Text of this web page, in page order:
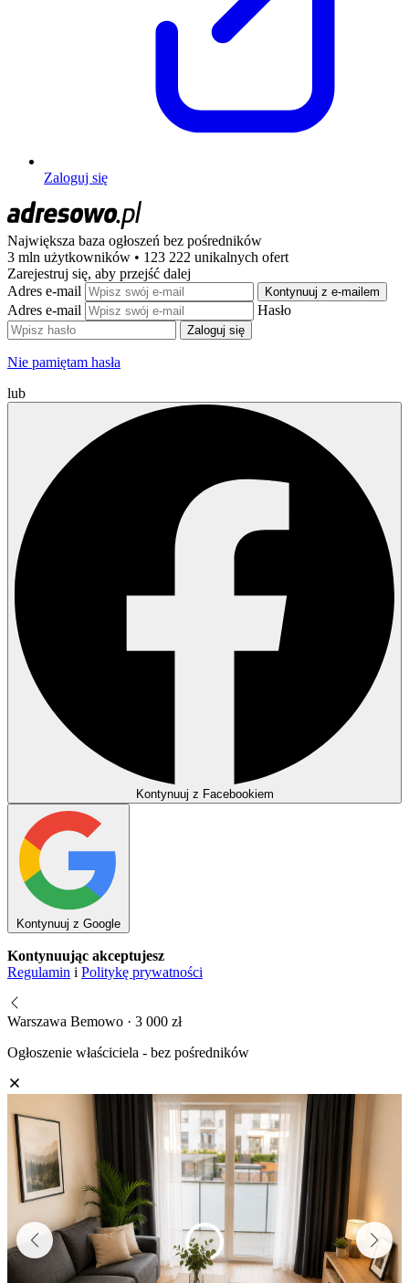
Zaloguj się
Największa baza ogłoszeń bez pośredników
3 mln użytkowników • 123 222 unikalnych ofert
Zarejestruj się, aby przejść dalej
Adres e-mail
Kontynuuj z e-mailem
Adres e-mail Hasło
Zaloguj się
Nie pamiętam hasła
lub
Kontynuuj z Facebookiem
Kontynuuj z Google
Kontynuując akceptujesz
Regulamin i Politykę prywatności
Warszawa Bemowo · 3 000 zł
Ogłoszenie właściciela - bez pośredników